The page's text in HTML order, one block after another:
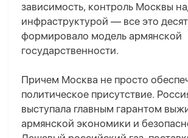
зависимость, контроль Москвы
инфраструктурой — все это
формировало модель армянской
государственности.
Причем Москва не просто
политическое присутствие.
выступала главным гарантом
армянской экономики и